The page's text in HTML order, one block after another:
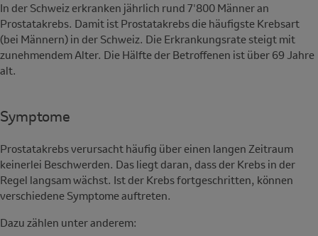
In der Schweiz erkranken jährlich rund 7'800 Männer an
Prostatakrebs. Damit ist Prostatakrebs die häufigste Krebsart
(bei Männern) in der Schweiz. Die Erkrankungsrate steigt mit
zunehmendem Alter. Die Hälfte der Betroffenen ist über 69 Jahre
alt.
Symptome
Prostatakrebs verursacht häufig über einen langen Zeitraum
keinerlei Beschwerden. Das liegt daran, dass der Krebs in der
Regel langsam wächst. Ist der Krebs fortgeschritten, können
verschiedene Symptome auftreten.
Dazu zählen unter anderem: